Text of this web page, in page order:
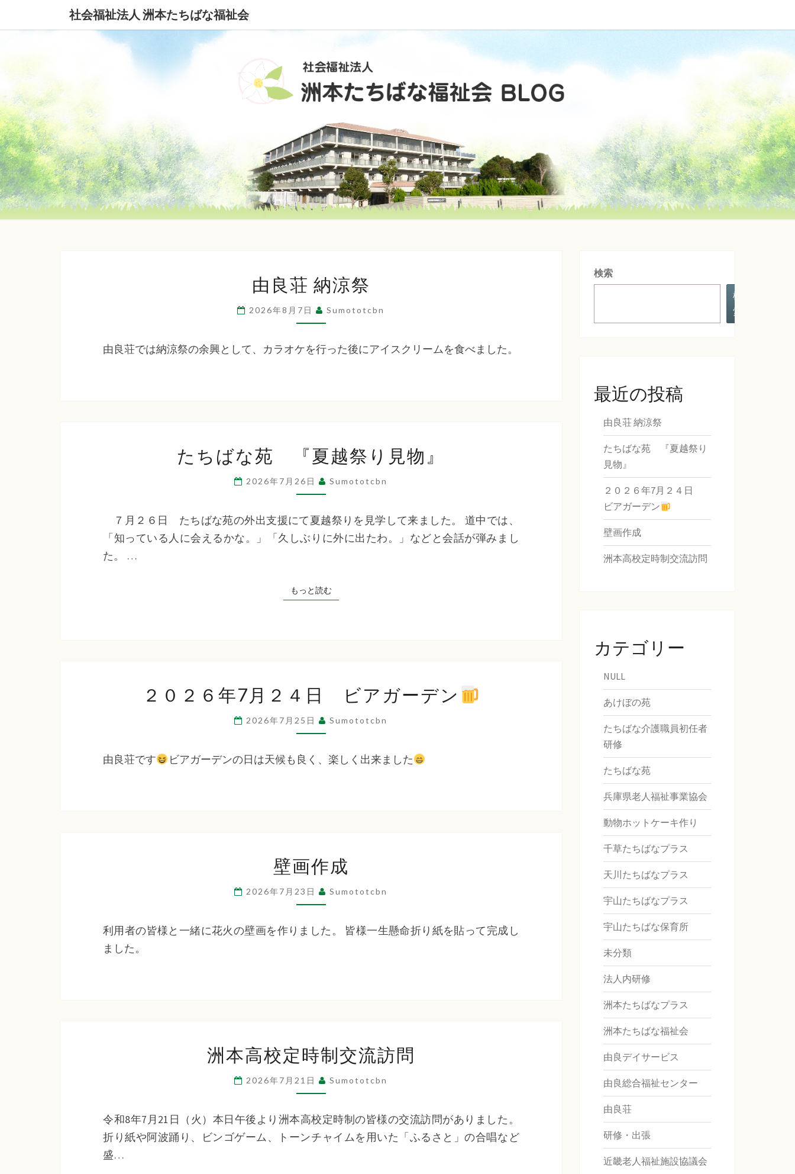
社会福祉法人 洲本たちばな福祉会
社
会
人
本
ち
福
会
良
荘
納
祭
由良荘 納涼祭
2026年8月7日 Sumototcbn
由良荘では納涼祭の余興として、カラオケを行った後にアイスクリームを食べました。
ち
ば
な
苑
『夏
越
り
見
たちばな苑 『夏越祭り見物』
2026年7月26日 Sumototcbn
７月２６日 たちばな苑の外出支援にて夏越祭りを見学して来ました。 道中では、
「知っている人に会えるかな。」「久しぶりに外に出たわ。」などと会話が弾みまし
た。 …
もっと読むもっと読む
０
２
６
7
ビ
ア
ガ
デ
２０２６年7月２４日 ビアガーデン
2026年7月25日 Sumototcbn
由良荘です ビアガーデンの日は天候も良く、楽しく出来ました
画
作
成
壁画作成
2026年7月23日 Sumototcbn
利用者の皆様と一緒に花火の壁画を作りました。 皆様一生懸命折り紙を貼って完成し
ました。
本
高
校
定
時
制
洲本高校定時制交流訪問
2026年7月21日 Sumototcbn
令和8年7月21日（火）本日午後より洲本高校定時制の皆様の交流訪問がありました。
折り紙や阿波踊り、ビンゴゲーム、トーンチャイムを用いた「ふるさと」の合唱など
盛…
検索
検
索
最近の投稿
由良荘 納涼祭
たちばな苑 『夏越祭り
見物』
２０２６年7月２４日
ビアガーデン
壁画作成
洲本高校定時制交流訪問
カテゴリー
NULL
あけぼの苑
たちばな介護職員初任者
研修
たちばな苑
兵庫県老人福祉事業協会
動物ホットケーキ作り
千草たちばなプラス
天川たちばなプラス
宇山たちばなプラス
宇山たちばな保育所
未分類
法人内研修
洲本たちばなプラス
洲本たちばな福祉会
由良デイサービス
由良総合福祉センター
由良荘
研修・出張
近畿老人福祉施設協議会